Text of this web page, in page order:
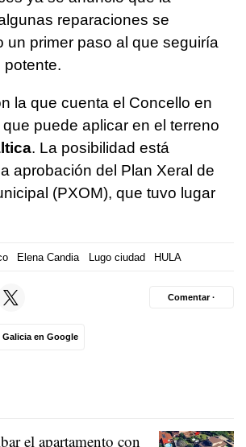
reparaciones se
un primer paso al que seguiría
potente.
la que cuenta el Concello en
puede aplicar en el terreno
. La posibilidad está
aprobación del Plan Xeral de
(PXOM), que tuvo lugar
Elena Candia Lugo ciudad HULA
Galicia en Google
Comentar ·
el apartamento con